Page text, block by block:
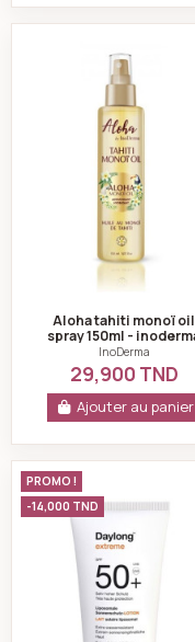
Aloha
Aloha tahiti monoï oil
spray 150ml -
InoDerma
29,900 TND
Ajouter au panier
PROMO !
-14,000 TND